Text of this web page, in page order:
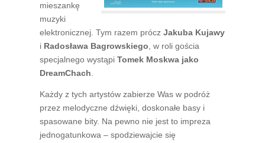
mieszankę
muzyki
elektronicznej. Tym razem próczJakuba Kujawy
i Radosława Bagrowskiego, w roli gościa
specjalnego wystąpiTomek Moskwa jako
DreamChach.
Każdy z tych artystów zabierze Was w podróż
przez melodyczne dźwięki, doskonałe basy i
spasowane bity. Na pewno nie jest to impreza
jednogatunkowa – spodziewajcie się